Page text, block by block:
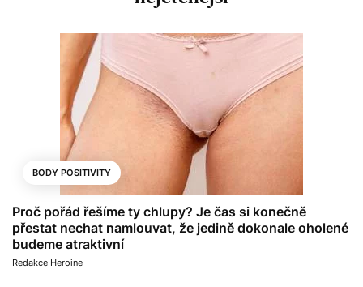
BODY POSITIVITY
Proč pořád řešíme ty chlupy? Je čas si konečně
přestat nechat namlouvat, že jedině dokonale oholené
budeme atraktivní
Redakce Heroine